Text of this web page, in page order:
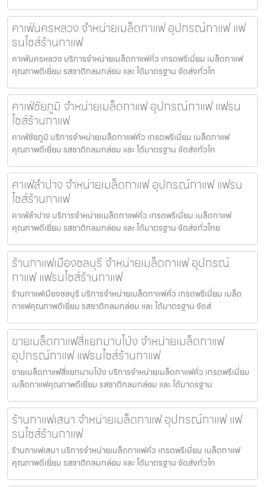
คาเฟ่นครหลวง จำหน่ายเมล็ดกาแฟ อุปกรณ์กาแฟ แฟ
รนไชส์ร้านกาแฟ
คาเฟ่นครหลวง บริการจำหน่ายเมล็ดกาแฟคั่ว เกรดพรีเมี่ยม เมล็ดกาแฟ
คุณภาพดีเยี่ยม รสชาติกลมกล่อม และ ได้มาตรฐาน จัดส่งทั่วไท
คาเฟ่ชัยภูมิ จำหน่ายเมล็ดกาแฟ อุปกรณ์กาแฟ แฟรน
ไชส์ร้านกาแฟ
คาเฟ่ชัยภูมิ บริการจำหน่ายเมล็ดกาแฟคั่ว เกรดพรีเมี่ยม เมล็ดกาแฟ
คุณภาพดีเยี่ยม รสชาติกลมกล่อม และ ได้มาตรฐาน จัดส่งทั่วไท
คาเฟ่ลำปาง จำหน่ายเมล็ดกาแฟ อุปกรณ์กาแฟ แฟรน
ไชส์ร้านกาแฟ
คาเฟ่ลำปาง บริการจำหน่ายเมล็ดกาแฟคั่ว เกรดพรีเมี่ยม เมล็ดกาแฟ
คุณภาพดีเยี่ยม รสชาติกลมกล่อม และ ได้มาตรฐาน จัดส่งทั่วไทย
ร้านกาแฟเมืองชลบุรี จำหน่ายเมล็ดกาแฟ อุปกรณ์
กาแฟ แฟรนไชส์ร้านกาแฟ
ร้านกาแฟเมืองชลบุรี บริการจำหน่ายเมล็ดกาแฟคั่ว เกรดพรีเมี่ยม เมล็ด
กาแฟคุณภาพดีเยี่ยม รสชาติกลมกล่อม และ ได้มาตรฐาน จัดส่
ขายเมล็ดกาแฟสี่แยกมาบโป่ง จำหน่ายเมล็ดกาแฟ
อุปกรณ์กาแฟ แฟรนไชส์ร้านกาแฟ
ขายเมล็ดกาแฟสี่แยกมาบโป่ง บริการจำหน่ายเมล็ดกาแฟคั่ว เกรดพรีเมี่ยม
เมล็ดกาแฟคุณภาพดีเยี่ยม รสชาติกลมกล่อม และ ได้มาตรฐาน
ร้านกาแฟเสนา จำหน่ายเมล็ดกาแฟ อุปกรณ์กาแฟ แฟ
รนไชส์ร้านกาแฟ
ร้านกาแฟเสนา บริการจำหน่ายเมล็ดกาแฟคั่ว เกรดพรีเมี่ยม เมล็ดกาแฟ
คุณภาพดีเยี่ยม รสชาติกลมกล่อม และ ได้มาตรฐาน จัดส่งทั่วไท